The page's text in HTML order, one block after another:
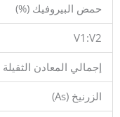
حمض البيروفيك (%)
V1:V2
إجمالي المعادن الثقيلة
الزرنيخ (As)